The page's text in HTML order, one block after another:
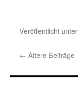
Veröffentlicht unter
← Ältere Beiträge